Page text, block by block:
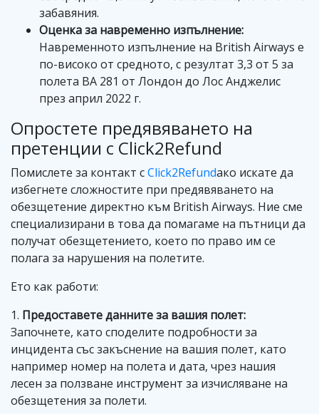
забавяния.
Оценка за навременно изпълнение:
Навременното изпълнение на British Airways е
по-високо от средното, с резултат 3,3 от 5 за
полета BA 281 от Лондон до Лос Анджелис
през април 2022 г.
Опростете предявяването на
претенции с Click2Refund
Помислете за контакт сClick2Refundако искате да
избегнете сложностите при предявяването на
обезщетение директно към British Airways. Ние сме
специализирани в това да помагаме на пътници да
получат обезщетението, което по право им се
полага за нарушения на полетите.
Ето как работи:
1. Предоставете данните за вашия полет:
Започнете, като споделите подробности за
инцидента със закъснение на вашия полет, като
например номер на полета и дата, чрез нашия
лесен за ползване инструмент за изчисляване на
обезщетения за полети.